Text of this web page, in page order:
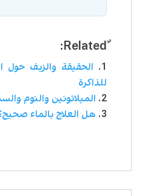
ٌRelated:
الحقيقة والزيف حول
للذاكرة
الميلاتونين والنوم
هل العلاج بالماء